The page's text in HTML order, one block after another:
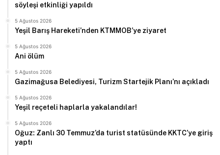
söyleşi etkinliği yapıldı
5 Ağustos 2026
Yeşil Barış Hareketi’nden KTMMOB’ye ziyaret
5 Ağustos 2026
Ani ölüm
5 Ağustos 2026
Gazimağusa Belediyesi, Turizm Startejik Planı’nı açıkladı
5 Ağustos 2026
Yeşil reçeteli haplarla yakalandılar!
5 Ağustos 2026
Oğuz: Zanlı 30 Temmuz’da turist statüsünde KKTC’ye giriş
yaptı